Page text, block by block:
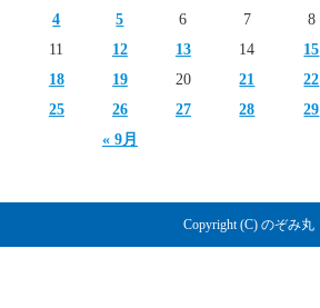
« 9月
4
5 6 7 8
11
12 13 14 15
18
19 20 21 22
25
26 27 28 29
Copyright (C) のぞみ丸